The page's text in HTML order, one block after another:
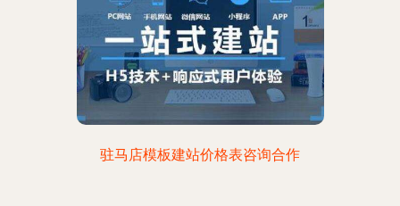
驻马店模板建站价格表咨询合作